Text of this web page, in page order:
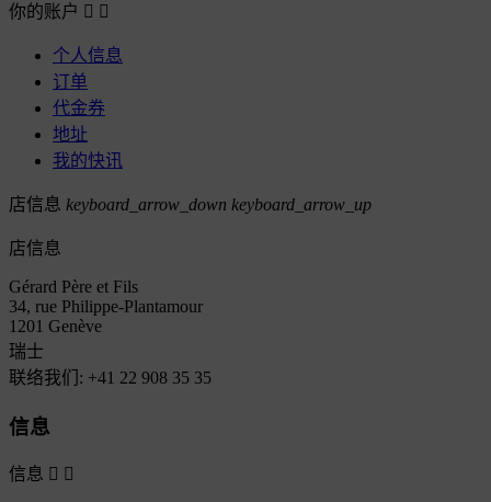
你的账户  
个人信息
订单
代金券
地址
我的快讯
店信息 keyboard_arrow_down keyboard_arrow_up
店信息
Gérard Père et Fils
34, rue Philippe-Plantamour
1201 Genève
瑞士
联络我们: +41 22 908 35 35
信息
信息  